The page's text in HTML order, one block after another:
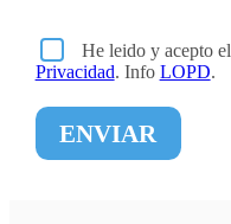
He leido y acepto el
Privacidad. Info LOPD.